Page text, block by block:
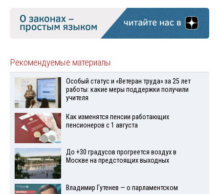
Рекомендуемые материалы
Особый статус и «Ветеран труда» за 25 лет
работы: какие меры поддержки получили
учителя
Как изменятся пенсии работающих
пенсионеров с 1 августа
До +30 градусов прогреется воздух в
Москве на предстоящих выходных
Владимир Гутенев — о парламентском